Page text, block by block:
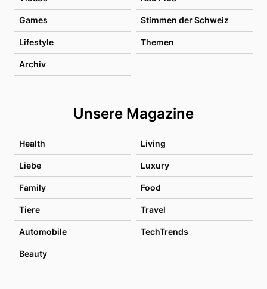
Games Stimmen der Schweiz
Lifestyle Themen
Archiv
Unsere Magazine
Health Living
Liebe Luxury
Family Food
Tiere Travel
Automobile TechTrends
Beauty